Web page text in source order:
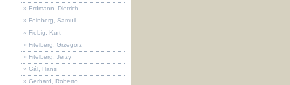
» Erdmann, Dietrich
» Feinberg, Samuil
» Fiebig, Kurt
» Fitelberg, Grzegorz
» Fitelberg, Jerzy
» Gál, Hans
» Gerhard, Roberto